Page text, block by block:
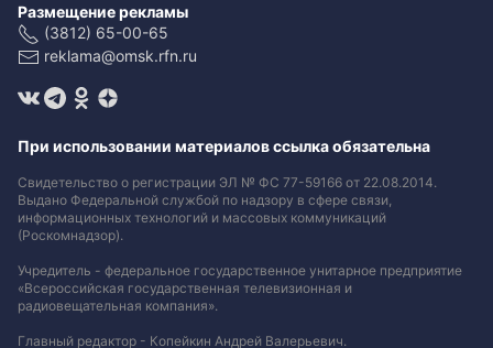
Размещение рекламы
(3812) 65-00-65
reklama@omsk.rfn.ru
При использовании материалов ссылка обязательна
Свидетельство о регистрации ЭЛ № ФС 77-59166 от 22.08.2014.
Выдано Федеральной службой по надзору в сфере связи,
информационных технологий и массовых коммуникаций
(Роскомнадзор).
Учредитель - федеральное государственное унитарное предприятие
«Всероссийская государственная телевизионная и
радиовещательная компания».
Главный редактор - Копейкин Андрей Валерьевич.